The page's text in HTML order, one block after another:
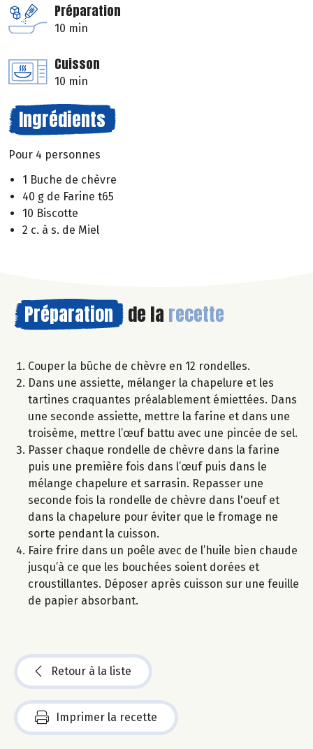
Préparation
10 min
Cuisson
10 min
Ingrédients
Pour 4 personnes
1 Buche de chèvre
40 g de Farine t65
10 Biscotte
2 c. à s. de Miel
Préparation de la recette
Couper la bûche de chèvre en 12 rondelles.
Dans une assiette, mélanger la chapelure et les
tartines craquantes préalablement émiettées. Dans
une seconde assiette, mettre la farine et dans une
troisème, mettre l’œuf battu avec une pincée de sel.
Passer chaque rondelle de chèvre dans la farine
puis une première fois dans l’œuf puis dans le
mélange chapelure et sarrasin. Repasser une
seconde fois la rondelle de chèvre dans l'oeuf et
dans la chapelure pour éviter que le fromage ne
sorte pendant la cuisson.
Faire frire dans un poêle avec de l’huile bien chaude
jusqu’à ce que les bouchées soient dorées et
croustillantes. Déposer après cuisson sur une feuille
de papier absorbant.
Retour à la liste
Imprimer la recette